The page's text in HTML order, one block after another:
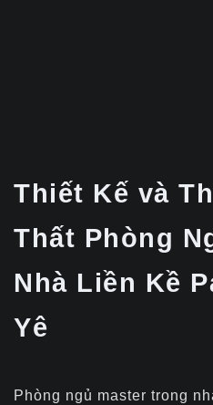
Thiết Kế và
Thất Phòng
Nhà Liền Kề
Yê
Phòng ngủ master trong